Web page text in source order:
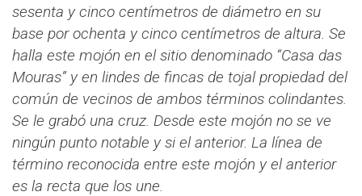
sesenta y cinco centímetros de diámetro en su
base por ochenta y cinco centímetros de altura. Se
halla este mojón en el sitio denominado “Casa das
Mouras” y en lindes de fincas de tojal propiedad del
común de vecinos de ambos términos colindantes.
Se le grabó una cruz. Desde este mojón no se ve
ningún punto notable y si el anterior. La línea de
término reconocida entre este mojón y el anterior
es la recta que los une.